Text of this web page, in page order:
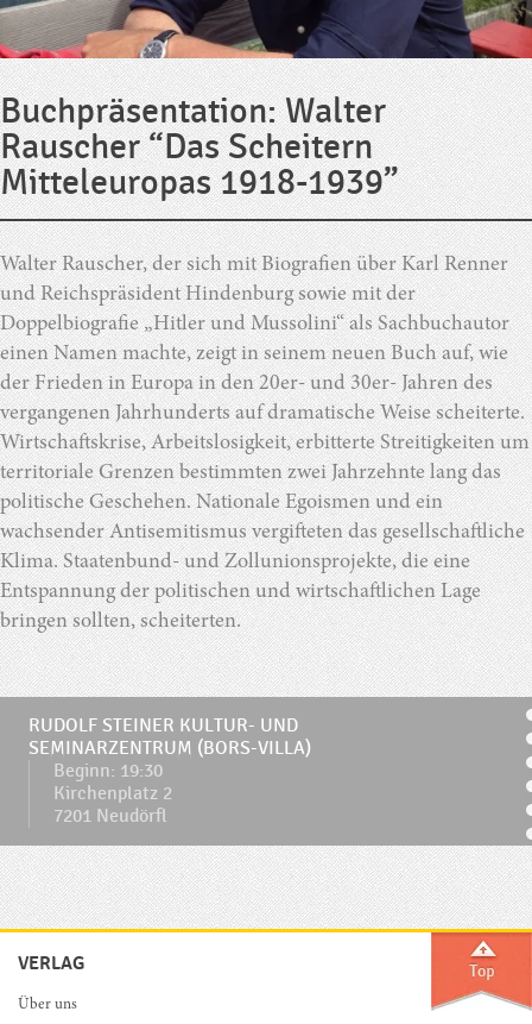
Buchpräsentation: Walter
Rauscher “Das Scheitern
Mitteleuropas 1918-1939”
Walter Rauscher, der sich mit Biografien über Karl Renner
und Reichspräsident Hindenburg sowie mit der
Doppelbiografie „Hitler und Mussolini“ als Sachbuchautor
einen Namen machte, zeigt in seinem neuen Buch auf, wie
der Frieden in Europa in den 20er- und 30er- Jahren des
vergangenen Jahrhunderts auf dramatische Weise scheiterte.
Wirtschaftskrise, Arbeitslosigkeit, erbitterte Streitigkeiten um
territoriale Grenzen bestimmten zwei Jahrzehnte lang das
politische Geschehen. Nationale Egoismen und ein
wachsender Antisemitismus vergifteten das gesellschaftliche
Klima. Staatenbund- und Zollunionsprojekte, die eine
Entspannung der politischen und wirtschaftlichen Lage
bringen sollten, scheiterten.
RUDOLF STEINER KULTUR- UND
SEMINARZENTRUM (BORS-VILLA)
Beginn: 19:30
Kirchenplatz 2
7201 Neudörfl
VERLAG
Über uns